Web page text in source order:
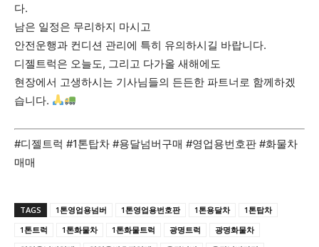
다.
남은 일정은 무리하지 마시고
안전운행과 컨디션 관리에 특히 유의하시길 바랍니다.
디젤트럭은 오늘도, 그리고 다가올 새해에도
현장에서 고생하시는 기사님들의 든든한 파트너로 함께하겠
습니다.
#디젤트럭 #1톤탑차 #용달넘버구매 #영업용번호판 #화물차
매매
TAGS 1톤영업용넘버 1톤영업용번호판 1톤용달차
1톤탑차
1톤트럭
1톤화물차 1톤화물트럭 광명트럭
광명화물차